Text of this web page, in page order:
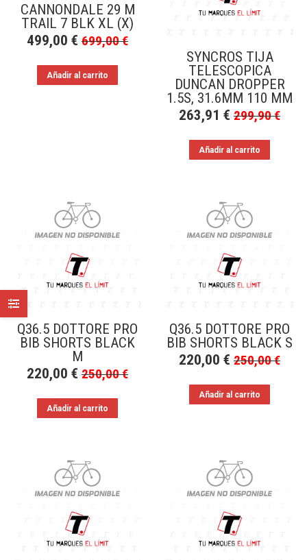
CANNONDALE 29 M
TRAIL 7 BLK XL (X)
499,00 € 699,00€
Añadir al carrito
SYNCROS TIJA
TELESCOPICA
DUNCAN DROPPER
1.5S, 31.6MM 110 MM
263,91 € 299,90€
Añadir al carrito
Q36.5 DOTTORE PRO
BIB SHORTS BLACK
M
220,00 € 250,00€
Añadir al carrito
Q36.5 DOTTORE PRO
BIB SHORTS BLACK S
220,00 € 250,00€
Añadir al carrito